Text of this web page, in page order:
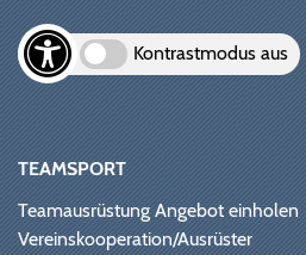
Kontrastmodus aus
TEAMSPORT
Teamausrüstung Angebot einholen
Vereinskooperation/Ausrüster